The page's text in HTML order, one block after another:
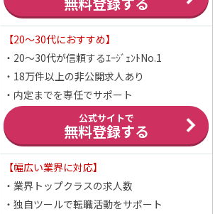
【20～30代におすすめ】
・20～30代が信頼するｴｰｼﾞｪﾝﾄNo.1
・18万件以上の非公開求人あり
・内定までを専任でサポート
公式サイトで
無料登録する
【幅広い業界に対応】
・業界トップクラスの求人数
・独自ツールで転職活動をサポート